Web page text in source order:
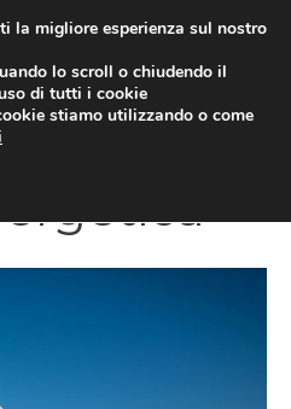
la migliore esperienza sul nostro
lo scroll o chiudendo il
di tutti i cookie
stiamo utilizzando o come